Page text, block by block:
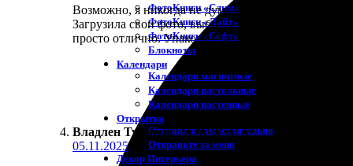
ФотоКниги «Слим»
ФотоКниги «Лайт»
ФотоКниги «Софт»
Блокноты
Календари
Календари магнитные
Календари настольные
Календари настенные
Открытки
Отправлю самостоятельно
Отправьте за меня
Декор Интерьера
Возможно, я никогда не думала, что сама смогу
Загрузила свои фото, выбрала макет, и прошло
просто отлично. Упаковка тоже порадовала, все
Владлен Туманов : ★ ★ ★ ★ ★
05.11.2025